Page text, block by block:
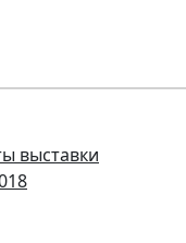
выставки